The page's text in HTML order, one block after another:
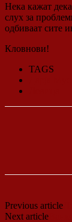
Нека кажат
слух за
одбиваат сите
Кловнови!
TAGS
Previous article
Next article